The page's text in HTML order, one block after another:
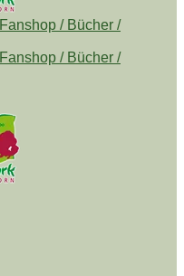
Fanshop / Bücher /
Fanshop / Bücher /